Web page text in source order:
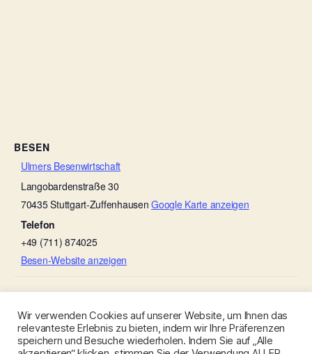
BESEN
Ulmers Besenwirtschaft
Langobardenstraße 30
70435Stuttgart-Zuffenhausen Google Karte anzeigen
Telefon
+49 (711) 874025
Besen-Website anzeigen
Wir verwenden Cookies auf unserer Website, um Ihnen das
relevanteste Erlebnis zu bieten, indem wir Ihre Präferenzen
speichern und Besuche wiederholen. Indem Sie auf „Alle